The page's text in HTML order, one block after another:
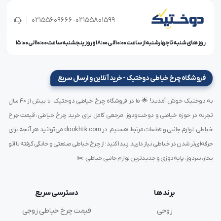
شدن با نخ یا پرز می توانید کمپلتی را درآورده و آن را تمیز کنید.
ویژگی ها و مشخصات فنی
برند: کاچیران (kachiran)
کشور سازنده: ایران
کاربرد ها: دوخت ساده / زیگزاگ / پارچه های نازک / زیپ /
دکمه و جادکمه / پس دوزی
تکنولوژی ماشین: مکانیکی
صفحه اضافه برای دوخت گلدوزی: دارد
نخ بر: دارد
کمپلتی آسیابی: ندارد
02155609666-02155801599
روز های شنبه تا چهارشنبه از ساعت 10:00 الی 18:00 و روز پنجشنبه ساعت 10:00 الی 15:00
فروشگاه چرخ خیاطی دوختیک - خرید آنلاین و ارسال سریع
به دوختیک خوش آمدید! 🌟 ما در فروشگاه چرخ خیاطی دوختیک، با بیش از ۴۰ سال
تجربه در حوزه خیاطی و دوخت‌ودوز، مرجعی کامل برای خرید چرخ خیاطی، قیمت چرخ
خیاطی، لوازم جانبی و قطعات مرتبط هستیم. در dookhtik.com می‌توانید هر آنچه برای
حرفه‌ای‌تر شدن در خیاطی نیاز دارید، پیدا کنید؛ از چرخ خیاطی صنعتی و خانگی گرفته تا اتو
بخار، سردوز، پایه‌دوزی و جدیدترین لوازم جانبی خیاطی. ✂️
برند ها
زوجی
دسترسی سریع
قیمت چرخ خیاطی زوجی